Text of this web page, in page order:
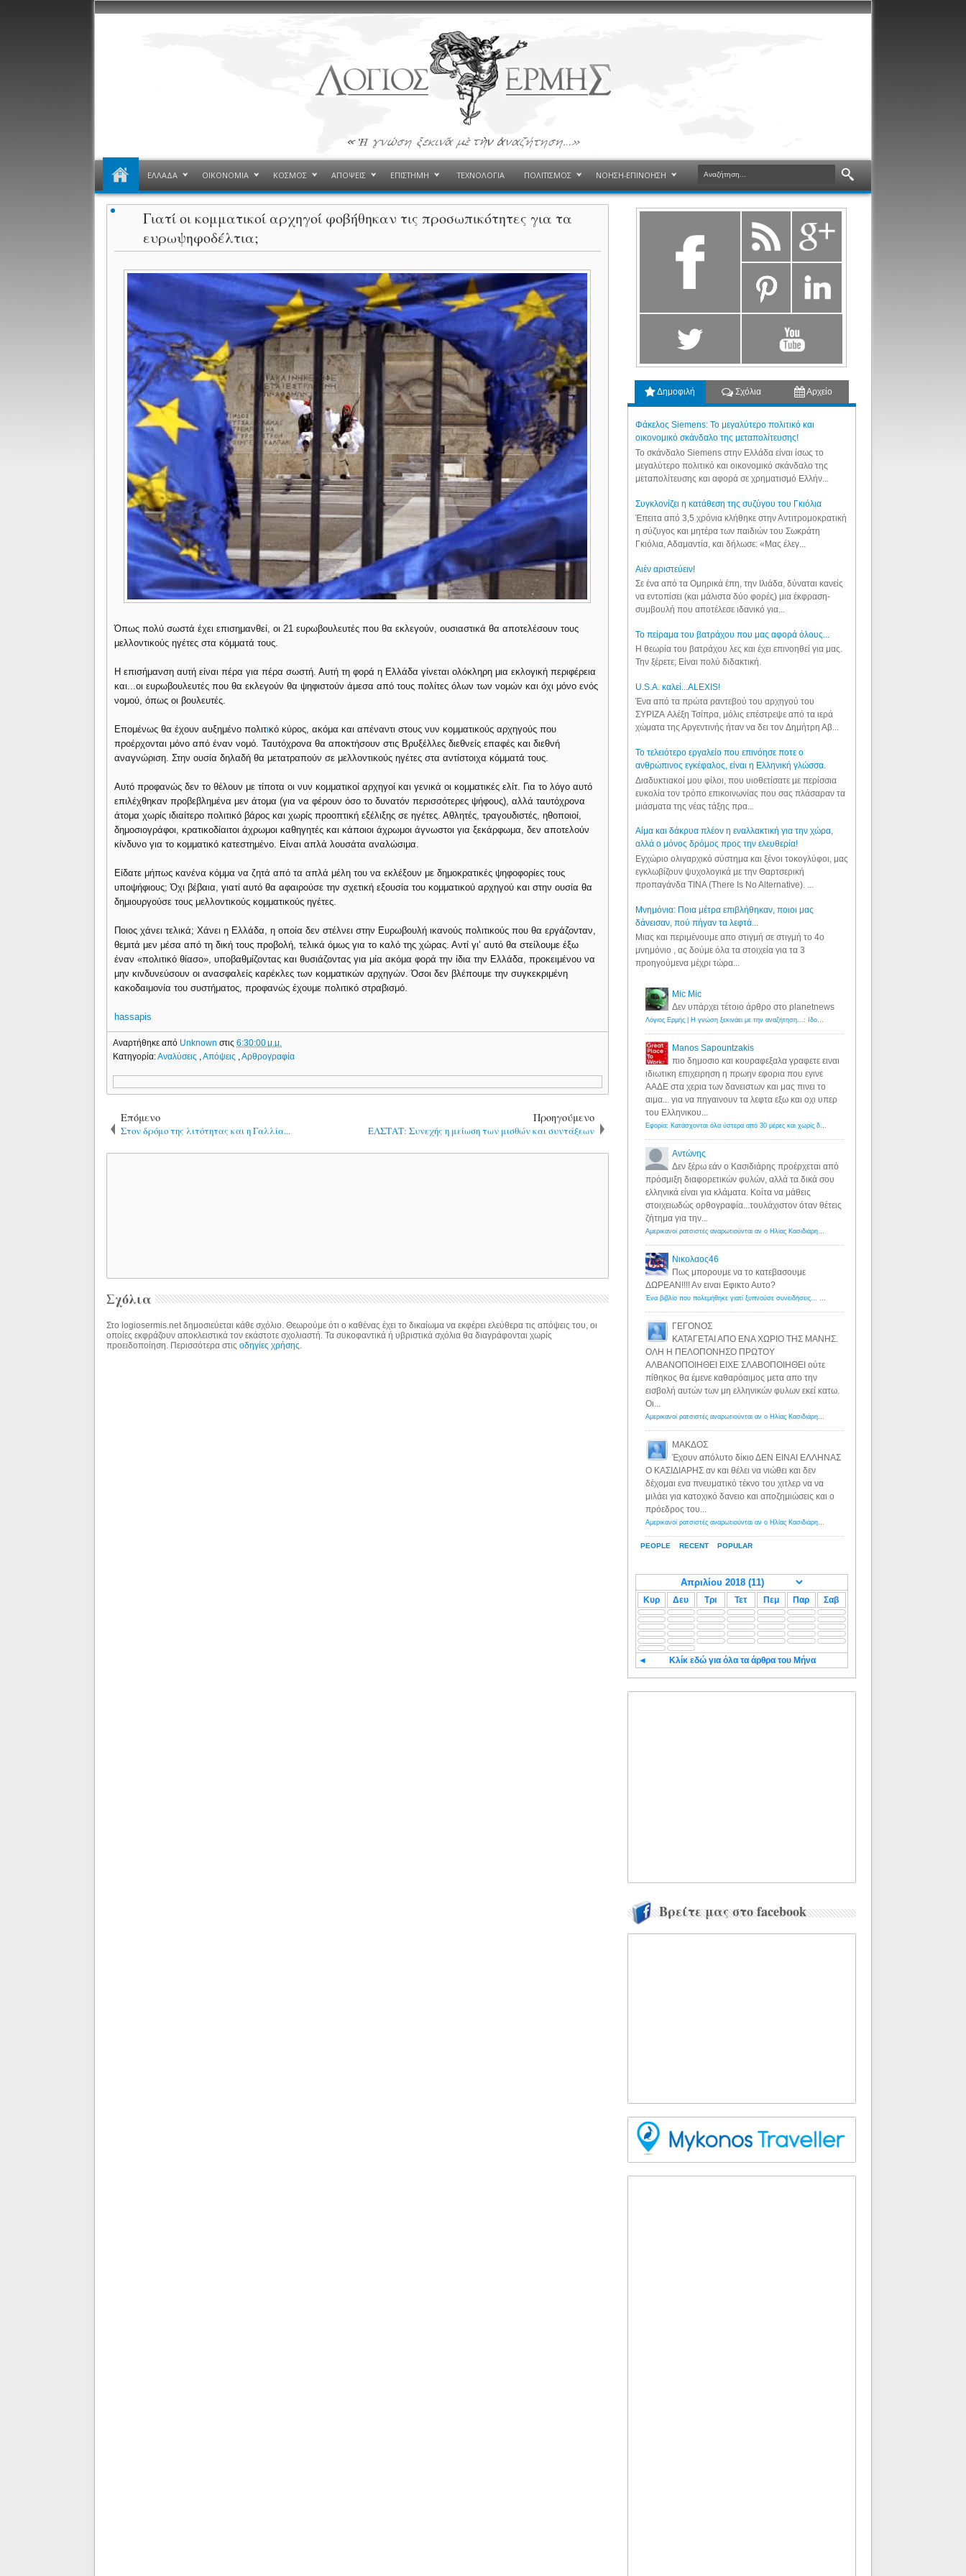
ΕΛΛΑΔΑ ΟΙΚΟΝΟΜΙΑ ΚΟΣΜΟΣ ΑΠΟΨΕΙΣ ΕΠΙΣΤΗΜΗ ΤΕΧΝΟΛΟΓΙΑ ΠΟΛΙΤΙΣΜΟΣ ΝΟΗΣΗ-ΕΠΙΝΟΗΣΗ
Γιατί οι κομματικοί αρχηγοί φοβήθηκαν τις προσωπικότητες για τα
ευρωψηφοδέλτια;
Όπως πολύ σωστά έχει επισημανθεί, οι 21 ευρωβουλευτές που θα εκλεγούν, ουσιαστικά θα αποτελέσουν τους
μελλοντικούς ηγέτες στα κόμματά τους.
Η επισήμανση αυτή είναι πέρα για πέρα σωστή. Αυτή τη φορά η Ελλάδα γίνεται ολόκληρη μια εκλογική περιφέρεια
και...οι ευρωβουλευτές που θα εκλεγούν θα ψηφιστούν άμεσα από τους πολίτες όλων των νομών και όχι μόνο ενός
νομού, όπως οι βουλευτές.
Επομένως θα έχουν αυξημένο πολιτικό κύρος, ακόμα και απέναντι στους νυν κομματικούς αρχηγούς που
προέρχονται μόνο από έναν νομό. Ταυτόχρονα θα αποκτήσουν στις Βρυξέλλες διεθνείς επαφές και διεθνή
αναγνώριση. Στην ουσία δηλαδή θα μετατραπούν σε μελλοντικούς ηγέτες στα αντίστοιχα κόμματά τους.
Αυτό προφανώς δεν το θέλουν με τίποτα οι νυν κομματικοί αρχηγοί και γενικά οι κομματικές ελίτ. Για το λόγο αυτό
επιλέχθηκαν προβεβλημένα μεν άτομα (για να φέρουν όσο το δυνατόν περισσότερες ψήφους), αλλά ταυτόχρονα
άτομα χωρίς ιδιαίτερο πολιτικό βάρος και χωρίς προοπτική εξέλιξης σε ηγέτες. Αθλητές, τραγουδιστές, ηθοποιοί,
δημοσιογράφοι, κρατικοδίαιτοι άχρωμοι καθηγητές και κάποιοι άχρωμοι άγνωστοι για ξεκάρφωμα, δεν αποτελούν
κίνδυνο για το κομματικό κατεστημένο. Είναι απλά λουσάτα αναλώσιμα.
Είδατε μήπως κανένα κόμμα να ζητά από τα απλά μέλη του να εκλέξουν με δημοκρατικές ψηφοφορίες τους
υποψήφιους; Όχι βέβαια, γιατί αυτό θα αφαιρούσε την σχετική εξουσία του κομματικού αρχηγού και στην ουσία θα
δημιουργούσε τους μελλοντικούς κομματικούς ηγέτες.
Ποιος χάνει τελικά; Χάνει η Ελλάδα, η οποία δεν στέλνει στην Ευρωβουλή ικανούς πολιτικούς που θα εργάζονταν,
θεμιτά μεν μέσα από τη δική τους προβολή, τελικά όμως για το καλό της χώρας. Αντί γι’ αυτό θα στείλουμε έξω
έναν «πολιτικό θίασο», υποβαθμίζοντας και θυσιάζοντας για μία ακόμα φορά την ίδια την Ελλάδα, προκειμένου να
μην κινδυνεύσουν οι ανασφαλείς καρέκλες των κομματικών αρχηγών. Όσοι δεν βλέπουμε την συγκεκριμένη
κακοδαιμονία του συστήματος, προφανώς έχουμε πολιτικό στραβισμό.
hassapis
Αναρτήθηκε από Unknownστις6:30:00 μ.μ.
Κατηγορία:Αναλύσεις ,Απόψεις ,Αρθρογραφία
Επόμενο
Στον δρόμο της λιτότητας και η Γαλλία...
Προηγούμενο
ΕΛΣΤΑΤ: Συνεχής η μείωση των μισθών και συντάξεων
Σχόλια
Στο logiosermis.net δημοσιεύεται κάθε σχόλιο. Θεωρούμε ότι ο καθένας έχει το δικαίωμα να εκφέρει ελεύθερα τις απόψεις του, οι
οποίες εκφράζουν αποκλειστικά τον εκάστοτε σχολιαστή. Τα συκοφαντικά ή υβριστικά σχόλια θα διαγράφονται χωρίς
προειδοποίηση. Περισσότερα στιςοδηγίες χρήσης
Δημοφιλή Σχόλια Αρχείο
Φάκελος Siemens: Το μεγαλύτερο πολιτικό και
οικονομικό σκάνδαλο της μεταπολίτευσης!
Το σκάνδαλο Siemens στην Ελλάδα είναι ίσως το
μεγαλύτερο πολιτικό και οικονομικό σκάνδαλο της
μεταπολίτευσης και αφορά σε χρηματισμό Ελλήν...
Συγκλονίζει η κατάθεση της συζύγου του Γκιόλια
Έπειτα από 3,5 χρόνια κλήθηκε στην Αντιτρομοκρατική
η σύζυγος και μητέρα των παιδιών του Σωκράτη
Γκιόλια, Αδαμαντία, και δήλωσε: «Μας έλεγ...
Aιέν αριστεύειν!
Σε ένα από τα Ομηρικά έπη, την Ιλιάδα, δύναται κανείς
να εντοπίσει (και μάλιστα δύο φορές) μια έκφραση-
συμβουλή που αποτέλεσε ιδανικό για...
Το πείραμα του βατράχου που μας αφορά όλους...
Η θεωρία του βατράχου λες και έχει επινοηθεί για μας.
Την ξέρετε; Είναι πολύ διδακτική.
U.S.A. καλεί...ALEXIS!
Ένα από τα πρώτα ραντεβού του αρχηγού του
ΣΥΡΙΖΑ Αλέξη Τσίπρα, μόλις επέστρεψε από τα ιερά
χώματα της Αργεντινής ήταν να δει τον Δημήτρη Αβ...
Το τελειότερο εργαλείο που επινόησε ποτε ο
ανθρώπινος εγκέφαλος, είναι η Ελληνική γλώσσα.
Διαδυκτιακοί μου φίλοι, που υιοθετίσατε με περίσσια
ευκολία τον τρόπο επικοινωνίας που σας πλάσαραν τα
μιάσματα της νέας τάξης πρα...
Αίμα και δάκρυα πλέον η εναλλακτική για την χώρα,
αλλά ο μόνος δρόμος προς την ελευθερία!
Εγχώριο ολιγαρχικό σύστημα και ξένοι τοκογλύφοι, μας
εγκλωβίζουν ψυχολογικά με την Θαρτσερική
προπαγάνδα TINA (There Is No Alternative). ...
Μνημόνια: Ποια μέτρα επιβλήθηκαν, ποιοι μας
δάνεισαν, πού πήγαν τα λεφτά...
Μιας και περιμένουμε απο στιγμή σε στιγμή το 4ο
μνημόνιο , ας δούμε όλα τα στοιχεία για τα 3
προηγούμενα μέχρι τώρα...
PEOPLE RECENT POPULAR
Mic Mic
Δεν υπάρχει τέτοιο άρθρο στο planetnews
Λόγιος Ερμής | Η γνώση ξεκινάει με την αναζήτηση...: Ιδού οι 18 που χρωστούν 11 δις ευρώ!
Manos Sapountzakis
πιο δημοσιο και κουραφεξαλα γραφετε ειναι
ιδιωτικη επιχειρηση η πρωην εφορια που εγινε
ΑΑΔΕ στα χερια των δανειστων και μας πινει το
αιμα... για να πηγαινουν τα λεφτα εξω και οχι υπερ
του Ελληνικου...
Εφορία: Κατάσχονται όλα ύστερα από 30 μέρες και χωρίς δικαστικές αποφάσεις - Λόγιος Ερμής
Αντώνης
Δεν ξέρω εάν ο Κασιδιάρης προέρχεται από
πρόσμιξη διαφορετικών φυλών, αλλά τα δικά σου
ελληνικά είναι για κλάματα. Κοίτα να μάθεις
στοιχειωδώς ορθογραφία...τουλάχιστον όταν θέτεις
ζήτημα για την...
Αμερικανοί ρατσιστές αναρωτιούνται αν ο Ηλίας Κασιδιάρης ανήκει στη λευκή φυλή... - Λόγιος Ερμής
Νικολαος46
Πως μπορουμε να το κατεβασουμε
ΔΩΡΕΑΝ!!!! Αν ειναι Εφικτο Αυτο?
Ένα βιβλίο που πολεμήθηκε γιατί ξυπνούσε συνειδήσεις... - Λόγιος Ερμής | Η γνώση ξεκινάει με την αναζήτηση...
ΓΕΓΟΝΟΣ
ΚΑΤΑΓΕΤΑΙ ΑΠΟ ΕΝΑ ΧΩΡΙΟ ΤΗΣ ΜΑΝΗΣ.
ΟΛΗ Η ΠΕΛΟΠΟΝΗΣΟ ΠΡΩΤΟΥ
ΑΛΒΑΝΟΠΟΙΗΘΕΙ ΕΙΧΕ ΣΛΑΒΟΠΟΙΗΘΕΙ ούτε
πίθηκος θα έμενε καθαρόαιμος μετα απο την
εισβολή αυτών των μη ελληνικών φυλων εκεί κατω.
Οι...
Αμερικανοί ρατσιστές αναρωτιούνται αν ο Ηλίας Κασιδιάρης ανήκει στη λευκή φυλή... - Λόγιος Ερμής
ΜΑΚΔΟΣ
Έχουν απόλυτο δίκιο ΔΕΝ ΕΙΝΑΙ ΕΛΛΗΝΑΣ
Ο ΚΑΣΙΔΙΑΡΗΣ αν και θέλει να νιώθει και δεν
δέχομαι ενα πνευματικό τέκνο του χιτλερ να να
μιλάει για κατοχικό δανειο και αποζημιώσεις και ο
πρόεδρος του...
Αμερικανοί ρατσιστές αναρωτιούνται αν ο Ηλίας Κασιδιάρης ανήκει στη λευκή φυλή... - Λόγιος Ερμής
Κυρ Δευ Τρι Τετ Πεμ Παρ Σαβ
◄ Κλίκ εδώ για όλα τα άρθρα του Μήνα
Βρείτε μας στο facebook